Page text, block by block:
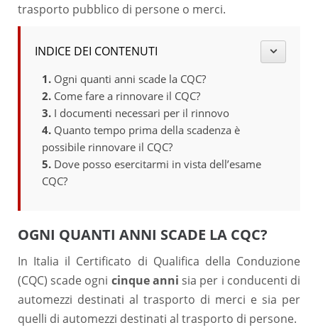
trasporto pubblico di persone o merci.
INDICE DEI CONTENUTI
Ogni quanti anni scade la CQC?
Come fare a rinnovare il CQC?
I documenti necessari per il rinnovo
Quanto tempo prima della scadenza è
possibile rinnovare il CQC?
Dove posso esercitarmi in vista dell’esame
CQC?
OGNI QUANTI ANNI SCADE LA CQC?
In Italia il Certificato di Qualifica della Conduzione
(CQC) scade ogni cinque anni sia per i conducenti di
automezzi destinati al trasporto di merci e sia per
quelli di automezzi destinati al trasporto di persone.